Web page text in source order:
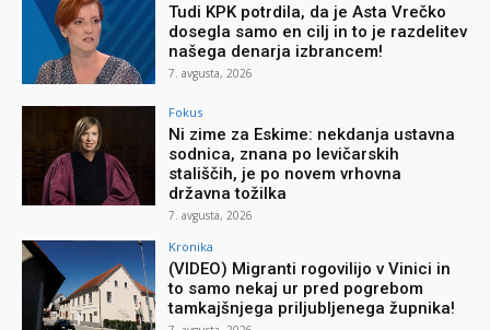
Tudi KPK potrdila, da je Asta Vrečko
dosegla samo en cilj in to je razdelitev
našega denarja izbrancem!
7. avgusta, 2026
Fokus
Ni zime za Eskime: nekdanja ustavna
sodnica, znana po levičarskih
stališčih, je po novem vrhovna
državna tožilka
7. avgusta, 2026
Kronika
(VIDEO) Migranti rogovilijo v Vinici in
to samo nekaj ur pred pogrebom
tamkajšnjega priljubljenega župnika!